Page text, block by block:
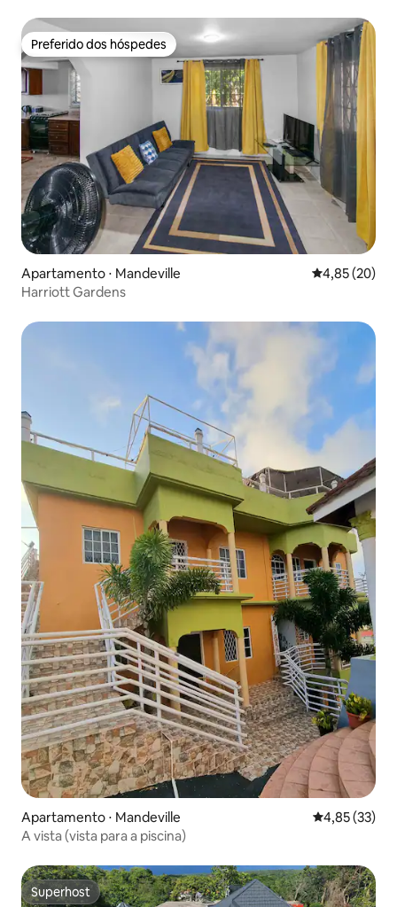
Preferido dos hóspedes
Preferido dos hóspedes
Apartamento ⋅ Mandeville 4,85 de uma
4,85 (20)
Harriott Gardens
Apartamento ⋅ Mandeville 4,85 de uma
4,85 (33)
A vista (vista para a piscina)
Superhost
Superhost